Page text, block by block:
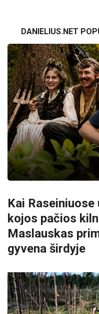
DANIELIUS.NET
Kai
kojos pačios
Maslauskas
gyvena širdyje